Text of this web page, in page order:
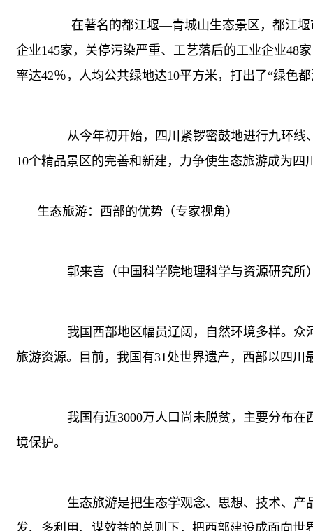
在著名的都江堰—青城山生态景区，都江堰
企业145家，关停污染严重、工艺落后的工业企业48
率达42％，人均公共绿地达10平方米，打出了“绿色
从今年初开始，四川紧锣密鼓地进行九环线
10个精品景区的完善和新建，力争使生态旅游成为
生态旅游：西部的优势（专家视角）
郭来喜（中国科学院地理科学与资源研究所
我国西部地区幅员辽阔，自然环境多样。众
旅游资源。目前，我国有31处世界遗产，西部以四川
我国有近3000万人口尚未脱贫，主要分布在
境保护。
生态旅游是把生态学观念、思想、技术、产
发、多利用、谋效益的总则下，把西部建设成面向世